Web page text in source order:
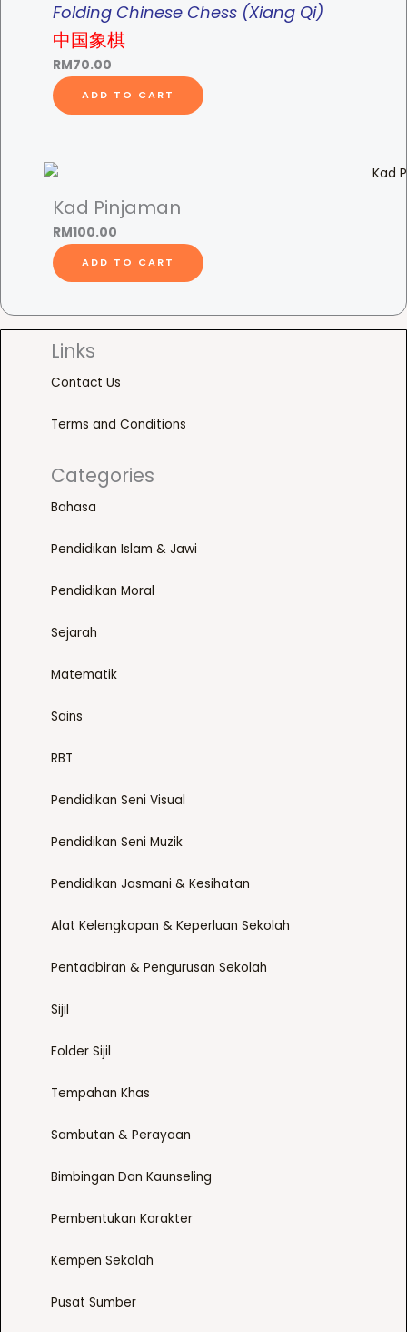
Folding Chinese Chess (Xiang Qi)
中国象棋
RM70.00
ADD TO CART
Kad Pinjaman
RM100.00
ADD TO CART
Links
Contact Us
Terms and Conditions
Categories
Bahasa
Pendidikan Islam & Jawi
Pendidikan Moral
Sejarah
Matematik
Sains
RBT
Pendidikan Seni Visual
Pendidikan Seni Muzik
Pendidikan Jasmani & Kesihatan
Alat Kelengkapan & Keperluan Sekolah
Pentadbiran & Pengurusan Sekolah
Sijil
Folder Sijil
Tempahan Khas
Sambutan & Perayaan
Bimbingan Dan Kaunseling
Pembentukan Karakter
Kempen Sekolah
Pusat Sumber